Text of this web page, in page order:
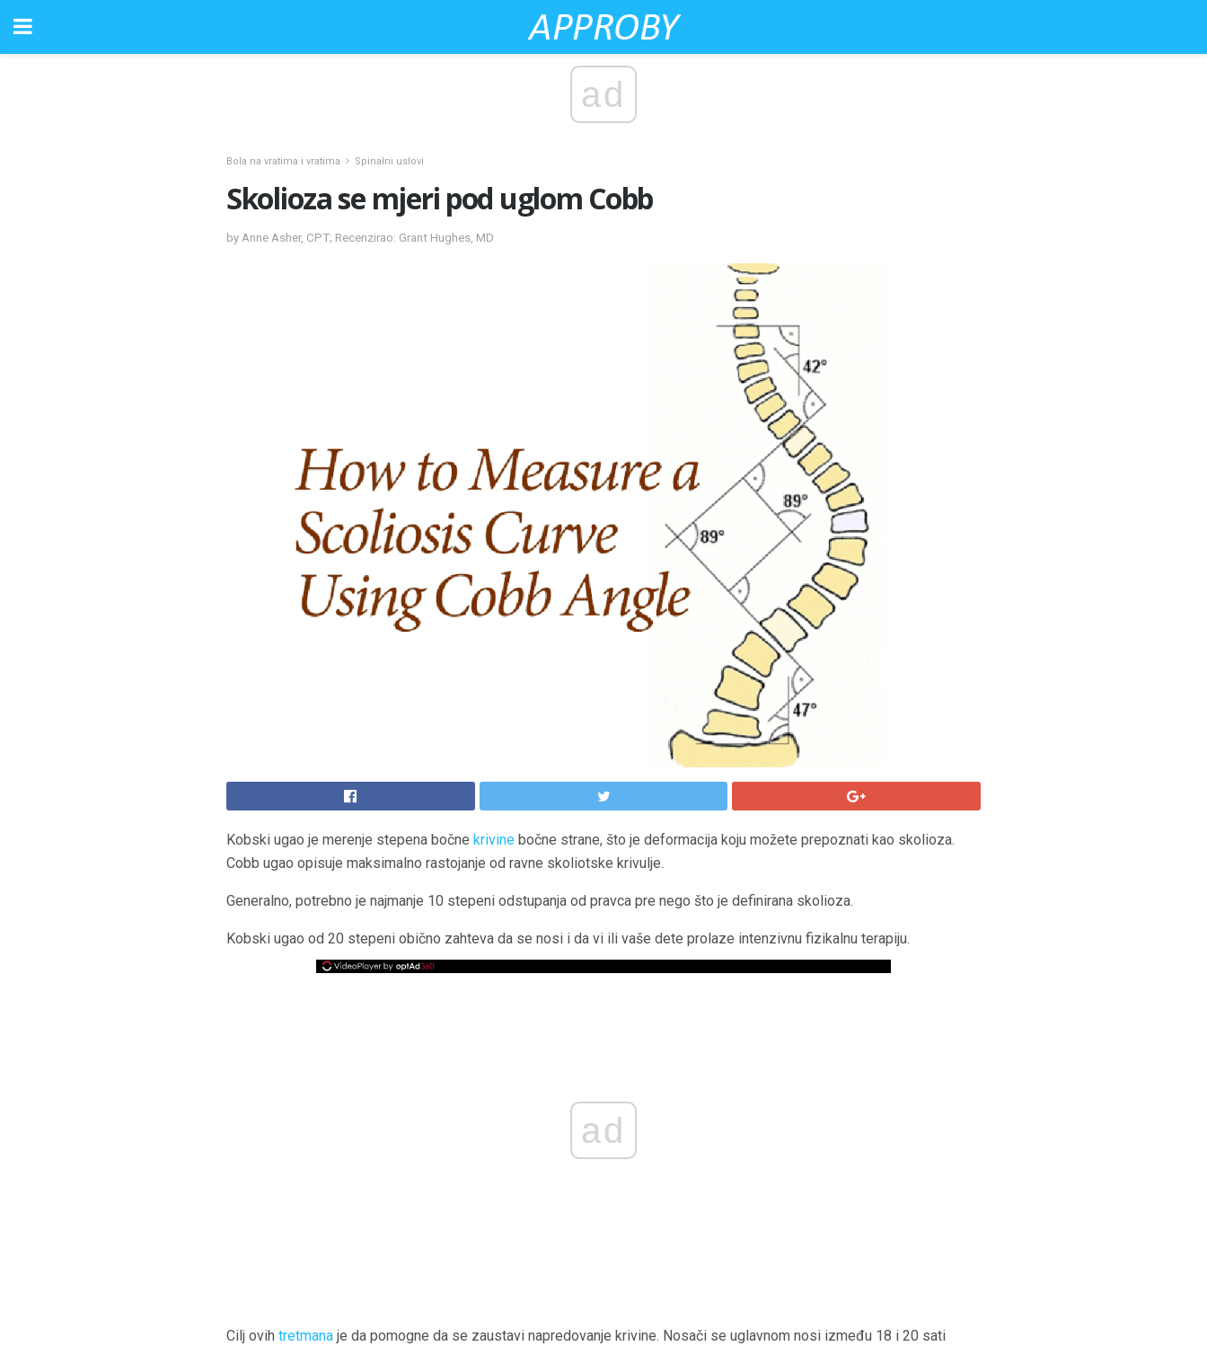
ad
Bola na vratima i vratima Spinalni uslovi
Skolioza se mjeri pod uglom Cobb
by Anne Asher, CPT; Recenzirao: Grant Hughes, MD
Kobski ugao je merenje stepena bočne krivine bočne strane, što je deformacija koju možete prepoznati kao skolioza.
Cobb ugao opisuje maksimalno rastojanje od ravne skoliotske krivulje.
Generalno, potrebno je najmanje 10 stepeni odstupanja od pravca pre nego što je definirana skolioza.
Kobski ugao od 20 stepeni obično zahteva da se nosi i da vi ili vaše dete prolaze intenzivnu fizikalnu terapiju.
ad
Cilj ovih tretmana je da pomogne da se zaustavi napredovanje krivine. Nosači se uglavnom nosi između 18 i 20 sati